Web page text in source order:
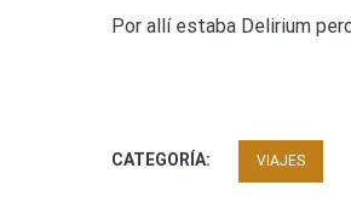
Por allí estaba Delirium
CATEGORÍA: VIAJES